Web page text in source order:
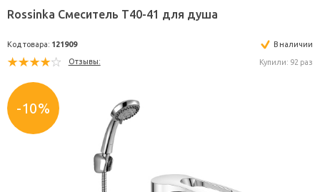
-10%
Rossinka Смеситель T40-41 для душа